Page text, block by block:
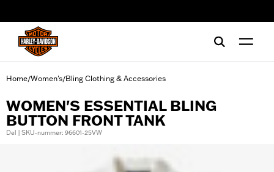
Home/Women's/Bling Clothing & Accessories
WOMEN'S ESSENTIAL BLING
BUTTON FRONT TANK
Del | SKU-nummer: 96601-25VW